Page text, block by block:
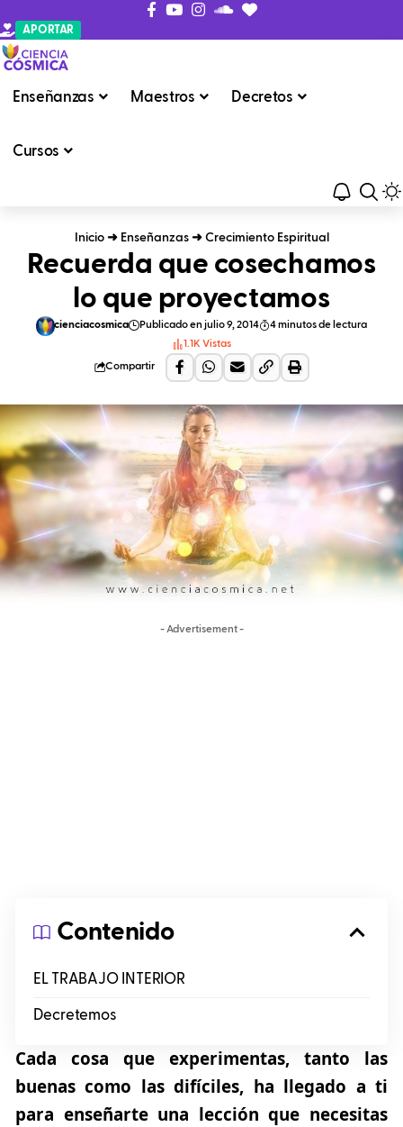
APORTAR
Enseñanzas Maestros Decretos
Cursos
Inicio➜ Enseñanzas➜ Crecimiento Espiritual
Recuerda que cosechamos
lo que proyectamos
cienciacosmica Publicado en julio 9, 2014
4 minutos de lectura
1.1K Vistas
Compartir
- Advertisement -
Contenido
EL TRABAJO INTERIOR
Decretemos
Cada cosa que experimentas, tanto las
buenas como las difíciles, ha llegado a ti
para enseñarte una lección que necesitas